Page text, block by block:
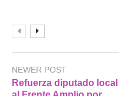
NEWER POST
Refuerza diputado local